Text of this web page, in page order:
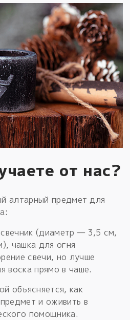
от нас?
алтарный предмет для
(диаметр — 3,5 см,
чашка для огня
свечи, но лучше
воска прямо в чаше.
объясняется, как
и оживить в
помощника.